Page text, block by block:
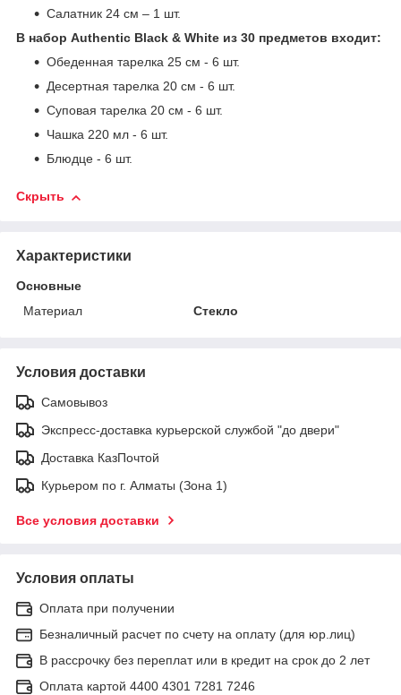
Салатник 24 см – 1 шт.
В набор Authentic Black & White из 30 предметов входит:
Обеденная тарелка 25 см - 6 шт.
Десертная тарелка 20 см - 6 шт.
Суповая тарелка 20 см - 6 шт.
Чашка 220 мл - 6 шт.
Блюдце - 6 шт.
Скрыть
Характеристики
Основные
Материал
Стекло
Условия доставки
Самовывоз
Экспресс-доставка курьерской службой "до двери"
Доставка КазПочтой
Курьером по г. Алматы (Зона 1)
Все условия доставки
Условия оплаты
Оплата при получении
Безналичный расчет по счету на оплату (для юр.лиц)
В рассрочку без переплат или в кредит на срок до 2 лет
Оплата картой 4400 4301 7281 7246